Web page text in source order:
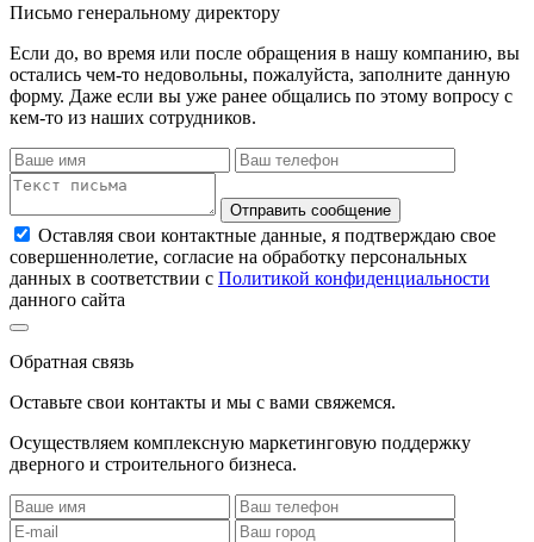
Письмо генеральному директору
Если до, во время или после обращения в нашу компанию, вы
остались чем-то недовольны, пожалуйста, заполните данную
форму. Даже если вы уже ранее общались по этому вопросу с
кем-то из наших сотрудников.
Отправить сообщение
Оставляя свои контактные данные, я подтверждаю свое
совершеннолетие, согласие на обработку персональных
данных в соответствии с Политикой конфиденциальности
данного сайта
Обратная связь
Оставьте свои контакты и мы с вами свяжемся.
Осуществляем комплексную маркетинговую поддержку
дверного и строительного бизнеса.